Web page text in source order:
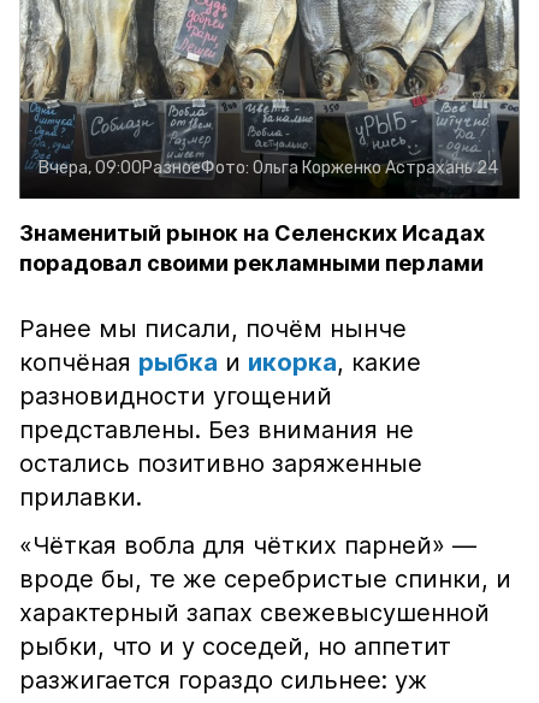
Вчера, 09:00РазноеФото: Ольга КорженкоАстрахань 24
Знаменитый рынок на Селенских Исадах
порадовал своими рекламными перлами
Ранее мы писали, почём нынче
копчёная рыбка и икорка, какие
разновидности угощений
представлены. Без внимания не
остались позитивно заряженные
прилавки.
«Чёткая вобла для чётких парней» —
вроде бы, те же серебристые спинки, и
характерный запах свежевысушенной
рыбки, что и у соседей, но аппетит
разжигается гораздо сильнее: уж